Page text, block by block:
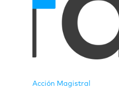
Acción Magistral